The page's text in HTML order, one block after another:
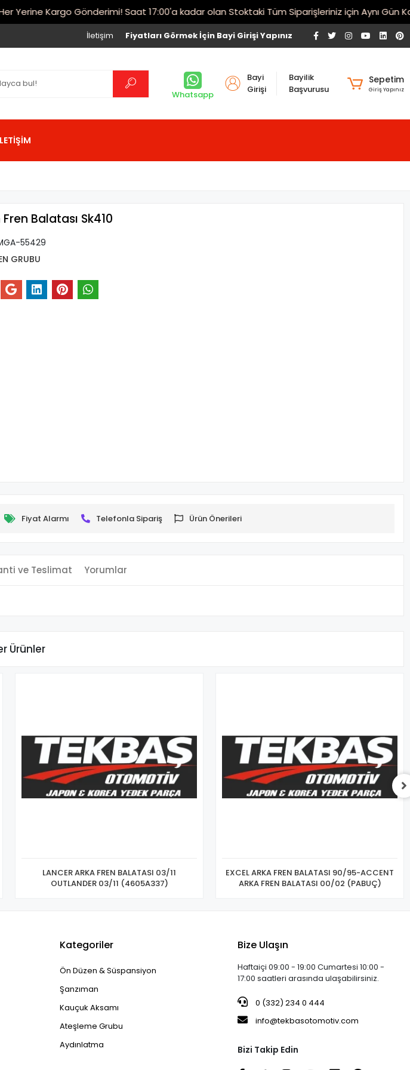
Yerine Kargo Gönderimi! Saat 17:00'a kadar olan Stoktaki Tüm Siparişleriniz için Aynı Gün
Fiyatları Görmek İçin Bayi Girişi Yapınız
İletişim
Whatsapp
Bayi
Girişi
Bayilik
Başvurusu
Sepetim
Giriş Yapınız
Balatası Sk410
55429
GRUBU
Fiyat Alarmı Telefonla Sipariş Ürün Önerileri
ve Teslimat Yorumlar
Ürünler
LANCER ARKA FREN BALATASI 03/11
OUTLANDER 03/11 (4605A337)
EXCEL ARKA FREN BALATASI 90/95-ACCENT
ARKA FREN BALATASI 00/02 (PABUÇ)
Kategoriler
Ön Düzen & Süspansiyon
Şanzıman
Kauçuk Aksamı
Ateşleme Grubu
Aydınlatma
Bize Ulaşın
Haftaiçi 09:00 - 19:00 Cumartesi 10:00 -
17:00 saatleri arasında ulaşabilirsiniz.
0 (332) 234 0 444
info@tekbasotomotiv.com
Bizi Takip Edin